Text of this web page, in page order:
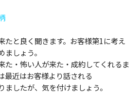
と良く聞きます。お客様第1に考え
しょう。
・怖い人が来た・成約してくれるま
最近はお客様より話される
したが、気を付けましょう。